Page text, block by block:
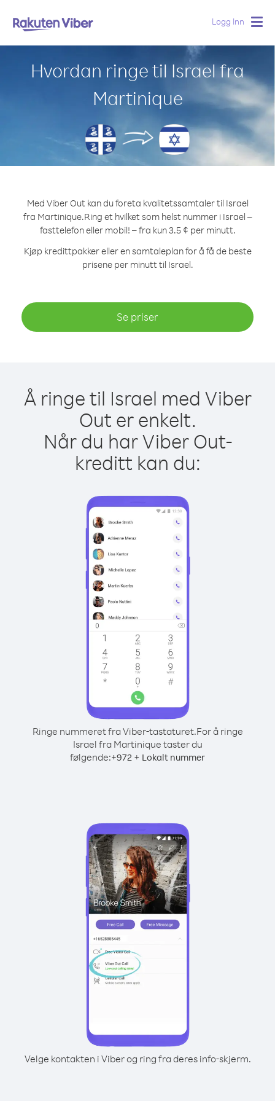
Logg Inn
Hvordan ringe til Israel fra
Martinique
Med Viber Out kan du foreta kvalitetssamtaler til Israel
fra Martinique.Ring et hvilket som helst nummer i Israel –
fasttelefon eller mobil! – fra kun 3.5 ¢ per minutt.
Kjøp kredittpakker eller en samtaleplan for å få de beste
prisene per minutt til Israel.
Se priser
Å ringe til Israel med Viber
Out er enkelt.
Når du har Viber Out-
kreditt kan du:
Ringe nummeret fra Viber-tastaturet.For å ringe
Israel fra Martinique taster du
følgende:+972 + Lokalt nummer
Velge kontakten i Viber og ring fra deres info-skjerm.